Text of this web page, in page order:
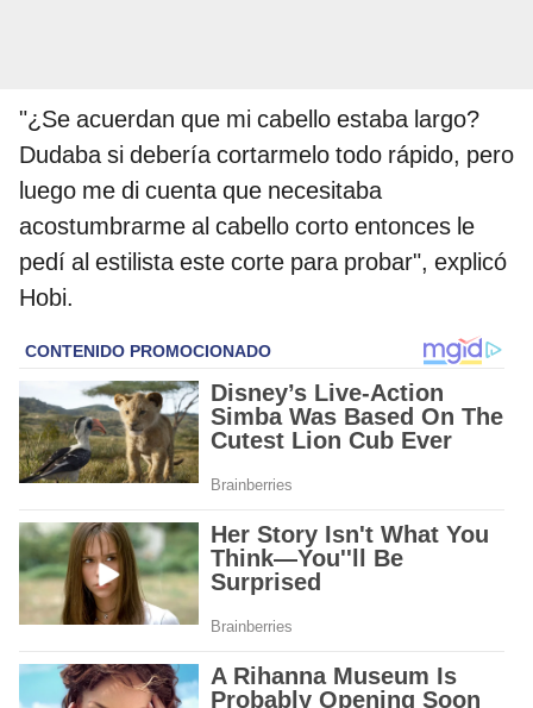
"¿Se acuerdan que mi cabello estaba largo?
Dudaba si debería cortarmelo todo rápido, pero
luego me di cuenta que necesitaba
acostumbrarme al cabello corto entonces le
pedí al estilista este corte para probar", explicó
Hobi.